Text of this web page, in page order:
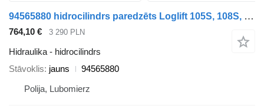
94565880 hidrocilindrs paredzēts Loglift 105S, 108S, 118S, 125 celtnis-manipulators
764,10 € 3 290 PLN
Hidraulika - hidrocilindrs
Stāvoklis jauns
94565880
Polija, Lubomierz